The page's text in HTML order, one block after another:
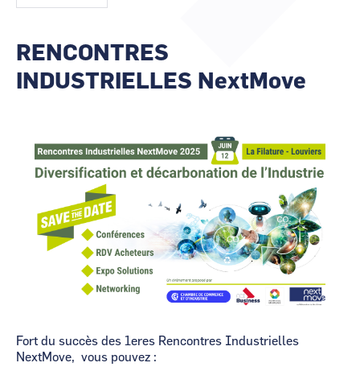
RENCONTRES
INDUSTRIELLES NextMove
Image
Fort du succès des 1eres Rencontres Industrielles
NextMove, vous pouvez :